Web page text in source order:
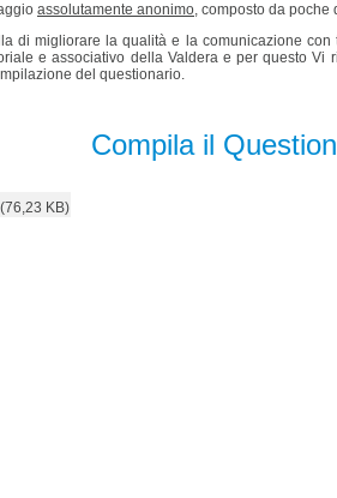
assolutamente anonimo, composto da poche
di migliorare la qualità e la comunicazione con
e associativo della Valdera e per questo Vi
del questionario.
Compila il
(76,23 KB)